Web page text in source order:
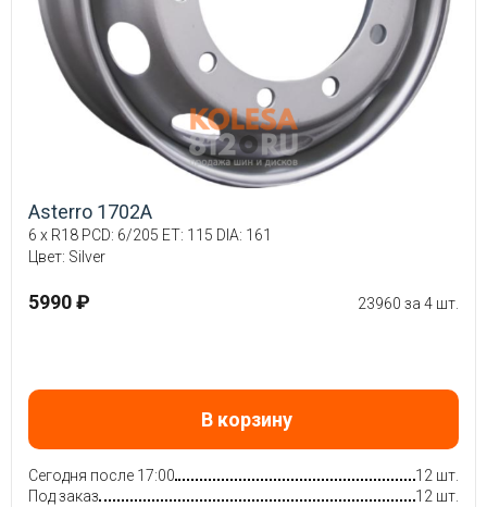
Asterro 1702A
6 x R18 PCD: 6/205 ET: 115 DIA: 161
Цвет: Silver
5990 ₽ 23960 за 4 шт.
В корзину
Сегодня после 17:00
12 шт.
Под заказ
12 шт.